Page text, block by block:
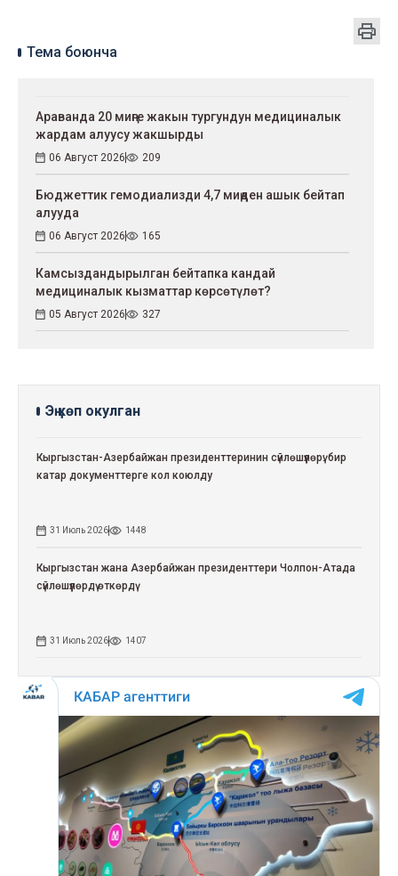
Тема боюнча
Араванда 20 миңге жакын тургундун медициналык
жардам алуусу жакшырды
06 Август 2026 209
Бюджеттик гемодиализди 4,7 миңден ашык бейтап
алууда
06 Август 2026 165
Камсыздандырылган бейтапка кандай
медициналык кызматтар көрсөтүлөт?
05 Август 2026 327
Эң көп окулган
Кыргызстан-Азербайжан президенттеринин сүйлөшүүлөрү: бир
катар документтерге кол коюлду
31 Июль 2026 1448
Кыргызстан жана Азербайжан президенттери Чолпон-Атада
сүйлөшүүлөрдү өткөрдү
31 Июль 2026 1407